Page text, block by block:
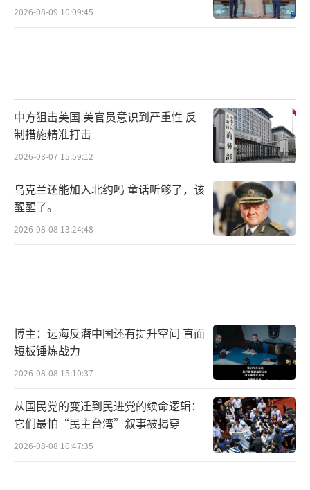
的重新校准窗口期。未来五年将决定韩国能否
边机制与全球治理议题上扩大自身的话语权。
成败的关键在于治理实践：李在明政府是否有
足够的政策灵活度与战略耐力，去承受双边结
态结构”？
如果他做到了，韩国或将成为中美战略博
两边失信的恶性循环。这是李在明的挑战，也
是他的机会。这也是一个中等强国面对大国角
力时必须付出的真实代价。
（责任编辑：张蕾 TT000
2026-08-09 10:09:45
中方狙击美国 美官员意识到严重性 反
制措施精准打击
2026-08-07 15:59:12
乌克兰还能加入北约吗 童话听够了，该
醒醒了。
2026-08-08 13:24:48
博主：远海反潜中国还有提升空间 直面
短板锤炼战力
2026-08-08 15:10:37
从国民党的变迁到民进党的续命逻辑：
它们最怕“民主台湾”叙事被揭穿
2026-08-08 10:47:35